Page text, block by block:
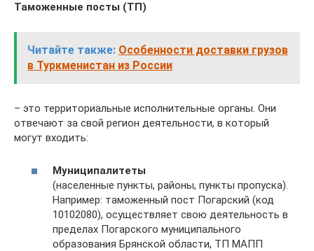
Таможенные посты (ТП)
Читайте также: Особенности доставки грузов
в Туркменистан из России
– это территориальные исполнительные органы. Они
отвечают за свой регион деятельности, в который
могут входить:
Муниципалитеты
(населенные пункты, районы, пункты пропуска).
Например: таможенный пост Погарский (код
10102080), осуществляет свою деятельность в
пределах Погарского муниципального
образования Брянской области, ТП МАПП